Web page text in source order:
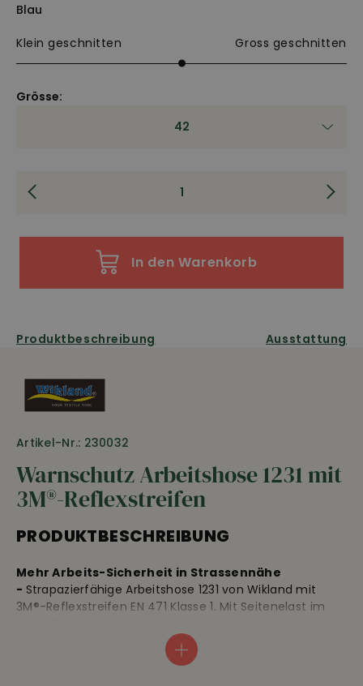
Blau
Klein geschnitten Gross geschnitten
Grösse:
42
In den Warenkorb
Produktbeschreibung Ausstattung
Artikel-Nr.: 230032
Warnschutz Arbeitshose 1231 mit
3M®-Reflexstreifen
PRODUKTBESCHREIBUNG
Mehr Arbeits-Sicherheit in Strassennähe
- Strapazierfähige Arbeitshose 1231 von Wikland mit
3M®-Reflexstreifen EN 471 Klasse 1. Mit Seitenelast im
Zusatzfächern, doppelte Metertasche rechts. Die
Wikland Arbeitshose 1231 ist aus 55% Baumwolle, 45%